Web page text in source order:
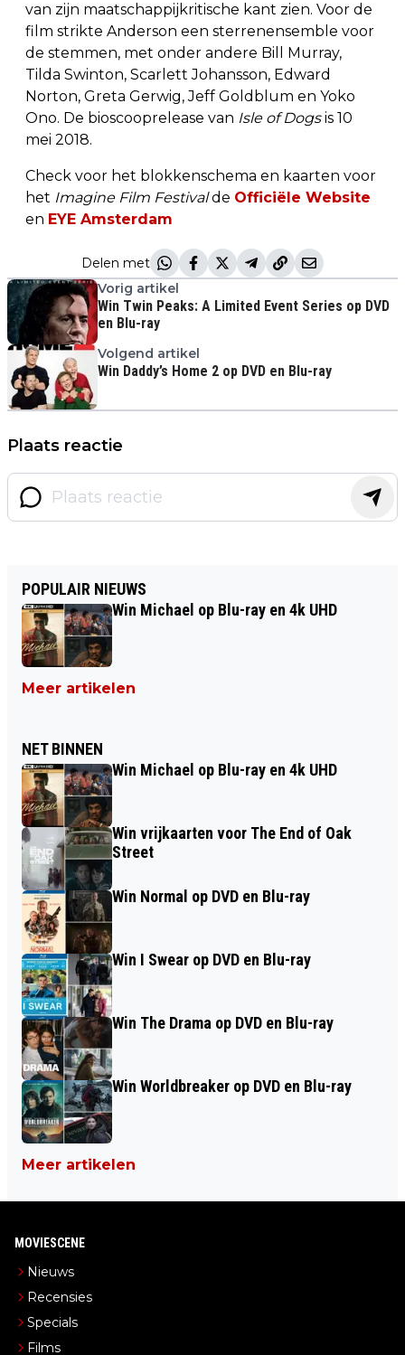
van zijn maatschappijkritische kant zien. Voor de
film strikte Anderson een sterrenensemble voor
de stemmen, met onder andere Bill Murray,
Tilda Swinton, Scarlett Johansson, Edward
Norton, Greta Gerwig, Jeff Goldblum en Yoko
Ono. De bioscooprelease van Isle of Dogsis 10
mei 2018.
Check voor het blokkenschema en kaarten voor
het Imagine Film Festivalde Officiële Website
en EYE Amsterdam
Delen met
Vorig artikel
Win Twin Peaks: A Limited Event Series op DVD
en Blu-ray
Volgend artikel
Win Daddy’s Home 2 op DVD en Blu-ray
Plaats reactie
POPULAIR NIEUWS
Win Michael op Blu-ray en 4k UHD
Meer artikelen
NET BINNEN
Win Michael op Blu-ray en 4k UHD
Win vrijkaarten voor The End of Oak
Street
Win Normal op DVD en Blu-ray
Win I Swear op DVD en Blu-ray
Win The Drama op DVD en Blu-ray
Win Worldbreaker op DVD en Blu-ray
Meer artikelen
MOVIESCENE
Nieuws
Recensies
Specials
Films